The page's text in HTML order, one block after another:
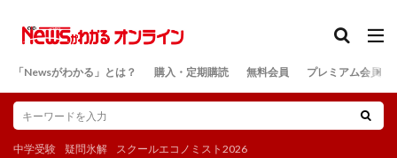
「Newsがわかる」とは？ 購入・定期購読 無料会員 プレミアム会員
中学受験 疑問氷解 スクールエコノミスト2026
検索